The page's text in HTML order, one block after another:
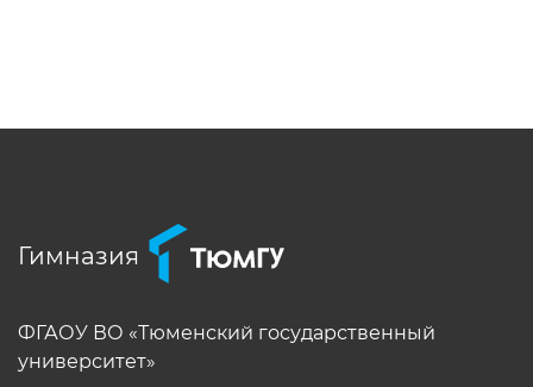
Гимназия
ФГАОУ ВО «Тюменский государственный
университет»